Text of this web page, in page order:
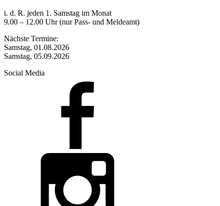
i. d. R. jeden 1. Samstag im Monat
9.00 – 12.00 Uhr (nur Pass- und Meldeamt)
Nächste Termine:
Samstag, 01.08.2026
Samstag, 05.09.2026
Social Media